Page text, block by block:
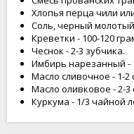
Хлопья перца чили
Соль, черный
Креветки - 100-120
Чеснок - 2-3 зубчика.
Имбирь нарезанный -
Масло сливочное - 1-2
Масло оливковое - 2-
Куркума - 1/3 чайной